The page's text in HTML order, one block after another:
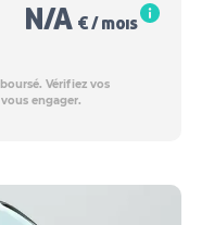
N/A € / mois
Vérifiez vos
engager.